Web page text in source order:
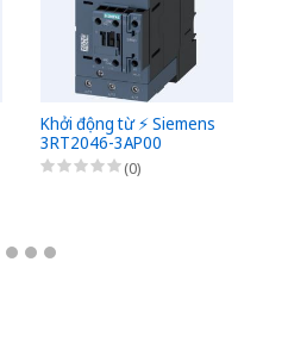
Khởi động từ ⚡️ Siemens
3RT2046-3AP00
(0)